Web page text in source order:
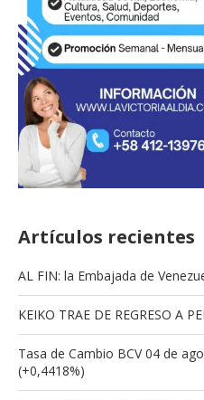
Artículos recientes
AL FIN: la Embajada de
KEIKO TRAE DE REGRESO A
Tasa de Cambio BCV 04 de
(+0,4418%)